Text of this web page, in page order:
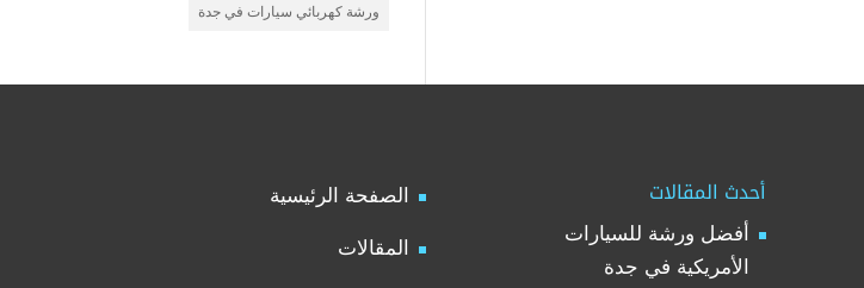
ورشة كهربائي سيارات في جدة
أحدث المقالات
أفضل ورشة للسيارات
الأمريكية في جدة
الصفحة الرئيسية
المقالات